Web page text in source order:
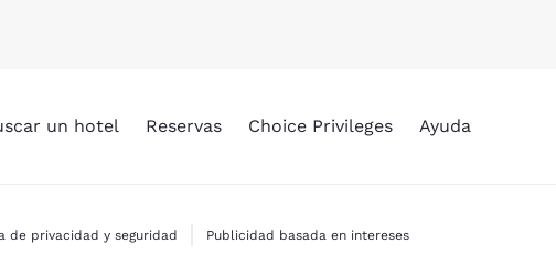
un hotel Reservas Choice Privileges Ayuda
de privacidad y seguridad Publicidad basada en intereses